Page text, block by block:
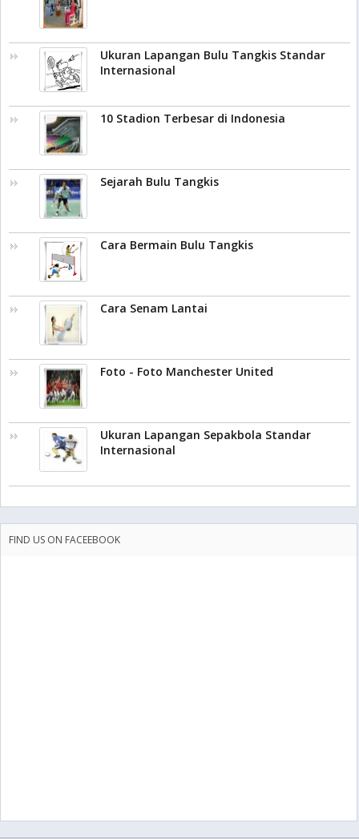
Ukuran Lapangan Bulu Tangkis Standar
Internasional
10 Stadion Terbesar di Indonesia
Sejarah Bulu Tangkis
Cara Bermain Bulu Tangkis
Cara Senam Lantai
Foto - Foto Manchester United
Ukuran Lapangan Sepakbola Standar
Internasional
FIND US ON FACEEBOOK